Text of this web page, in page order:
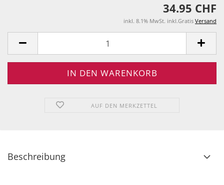
34.95 CHF
inkl. 8.1% MwSt. inkl.Gratis Versand
AUF DEN MERKZETTEL
Beschreibung